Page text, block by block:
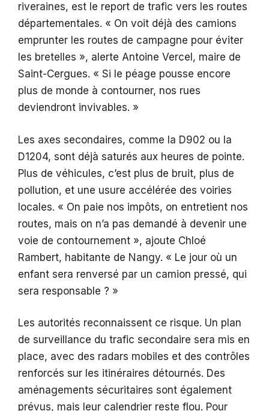
riveraines, est le report de trafic vers les routes
départementales. « On voit déjà des camions
emprunter les routes de campagne pour éviter
les bretelles », alerte Antoine Vercel, maire de
Saint-Cergues. « Si le péage pousse encore
plus de monde à contourner, nos rues
deviendront invivables. »
Les axes secondaires, comme la D902 ou la
D1204, sont déjà saturés aux heures de pointe.
Plus de véhicules, c’est plus de bruit, plus de
pollution, et une usure accélérée des voiries
locales. « On paie nos impôts, on entretient nos
routes, mais on n’a pas demandé à devenir une
voie de contournement », ajoute Chloé
Rambert, habitante de Nangy. « Le jour où un
enfant sera renversé par un camion pressé, qui
sera responsable ? »
Les autorités reconnaissent ce risque. Un plan
de surveillance du trafic secondaire sera mis en
place, avec des radars mobiles et des contrôles
renforcés sur les itinéraires détournés. Des
aménagements sécuritaires sont également
prévus, mais leur calendrier reste flou. Pour